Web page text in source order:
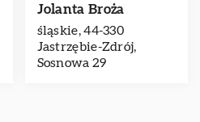
Jolanta Broża
śląskie, 44-330
Jastrzębie-Zdrój,
Sosnowa 29